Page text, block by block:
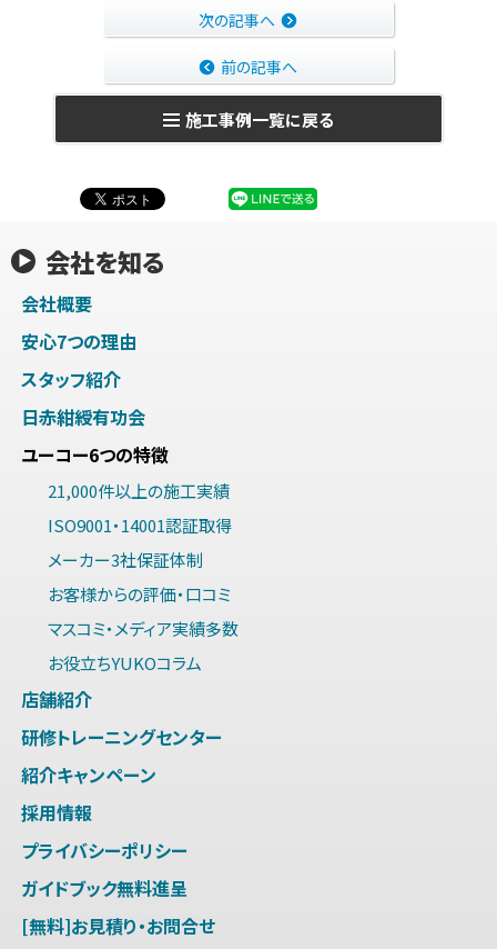
次の記事へ
前の記事へ
施工事例一覧に戻る
会社を知る
会社概要
安心7つの理由
スタッフ紹介
日赤紺綬有功会
ユーコー6つの特徴
21,000件以上の施工実績
ISO9001・14001認証取得
メーカー3社保証体制
お客様からの評価・口コミ
マスコミ・メディア実績多数
お役立ちYUKOコラム
店舗紹介
研修トレーニングセンター
紹介キャンペーン
採用情報
プライバシーポリシー
ガイドブック無料進呈
[無料]お見積り・お問合せ